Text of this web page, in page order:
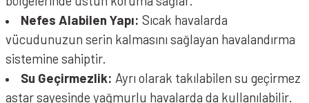
Nefes Alabilen Yapı: Sıcak havalarda
vücudunuzun serin kalmasını sağlayan havalandırma
sistemine sahiptir.
Su Geçirmezlik: Ayrı olarak takılabilen su geçirmez
astar sayesinde yağmurlu havalarda da kullanılabilir.